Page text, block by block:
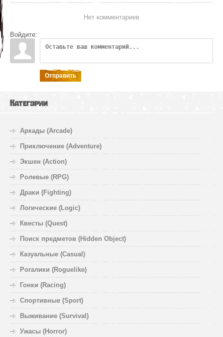
Нет комментариев
Войдите:
Отправить
Категории
Аркады (Arcade)
Приключение (Adventure)
Экшен (Action)
Ролевые (RPG)
Драки (Fighting)
Логические (Logic)
Квесты (Quest)
Поиск предметов (Hidden Object)
Казуальные (Casual)
Рогалики (Roguelike)
Гонки (Racing)
Спортивные (Sport)
Выживание (Survival)
Ужасы (Horror)